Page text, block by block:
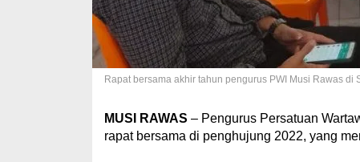
Rapat bersama akhir tahun pengurus PWI Musi Rawas di
MUSI RAWAS – Pengurus Persatuan
rapat bersama di penghujung 2022, yang